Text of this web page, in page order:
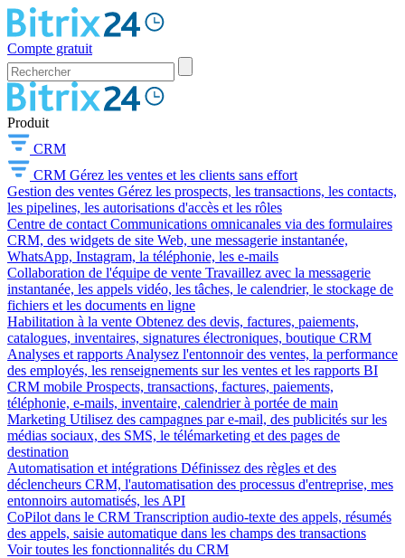
Compte gratuit
Produit
CRM
CRM Gérez les ventes et les clients sans effort
Gestion des ventes Gérez les prospects, les transactions, les contacts,
les pipelines, les autorisations d'accès et les rôles
Centre de contact Communications omnicanales via des formulaires
CRM, des widgets de site Web, une messagerie instantanée,
WhatsApp, Instagram, la téléphonie, les e-mails
Collaboration de l'équipe de vente Travaillez avec la messagerie
instantanée, les appels vidéo, les tâches, le calendrier, le stockage de
fichiers et les documents en ligne
Habilitation à la vente Obtenez des devis, factures, paiements,
catalogues, inventaires, signatures électroniques, boutique CRM
Analyses et rapports Analysez l'entonnoir des ventes, la performance
des employés, les renseignements sur les ventes et les rapports BI
CRM mobile Prospects, transactions, factures, paiements,
téléphonie, e-mails, inventaire, calendrier à portée de main
Marketing Utilisez des campagnes par e-mail, des publicités sur les
médias sociaux, des SMS, le télémarketing et des pages de
destination
Automatisation et intégrations Définissez des règles et des
déclencheurs CRM, l'automatisation des processus d'entreprise, mes
entonnoirs automatisés, les API
CoPilot dans le CRM Transcription audio-texte des appels, résumés
des appels, saisie automatique dans les champs des transactions
Voir toutes les fonctionnalités du CRM